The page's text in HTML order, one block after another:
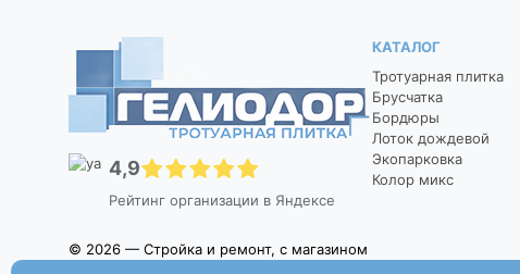
4,9
Рейтинг организации в Яндексе
© 2026 — Стройка и ремонт, с магазином
КАТАЛОГ
Тротуарная плитка
Брусчатка
Бордюры
Лоток дождевой
Экопарковка
Колор микс